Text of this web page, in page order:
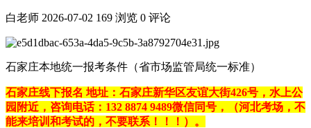
白老师 2026-07-02 169 浏览 0 评论
石家庄本地统一报考条件（省市场监管局统一标准）
石家庄线下报名 地址：石家庄新华区友谊大街426号，水上公
园附近，咨询电话： 132 8874 9489微信同号，（河北考场，不
能来培训和考试的，不要联系！！！）。